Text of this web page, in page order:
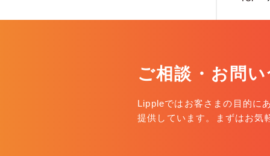
ご相談・お問
Lippleではお客さまの目的に
提供しています。まずはお気